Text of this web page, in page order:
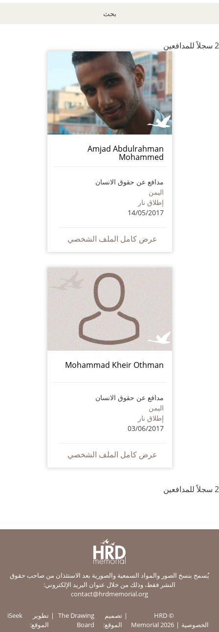
بحث
2 سجلاً للمدافعين
Amjad Abdulrahman
Mohammed
مدافع عن حقوق الانسان
اليمن
إطلاق نار
14/05/2017
عرض كامل الملف الشخصي
Mohammad Kheir Othman
مدافع عن حقوق الانسان
اليمن
إطلاق نار
03/06/2017
عرض كامل الملف الشخصي
2 سجلاً للمدافعين
يُسمح بنسخ الصور والمواد السمعية والصورية بعد الاستئذان من صاحب حقوق
النشر فقط، وذلك من خلال عنوان البريد الإلكتروني:
contact@hrdmemorial.org
الخصوصية
© HRD
Memorial 2026
تصميم
الموقع:
The Drawing
Board
تطوير
الموقع:
iSeek